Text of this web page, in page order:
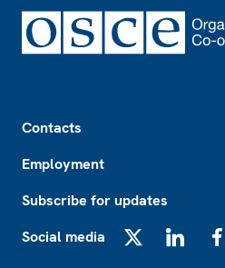
Contacts
Employment
Subscribe for updates
Social media